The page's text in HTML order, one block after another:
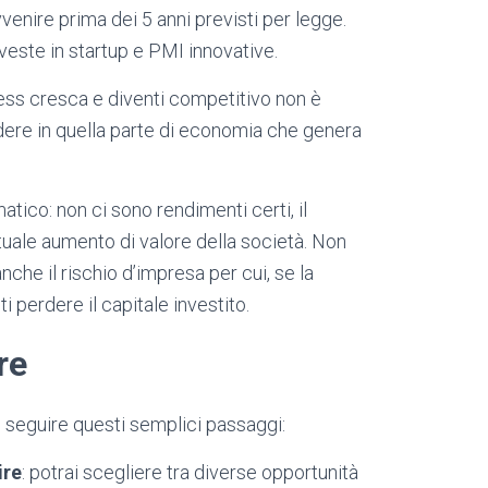
prima dei 5 anni previsti per legge.
in startup e PMI innovative.
cresca e diventi competitivo non è
in quella parte di economia che genera
non ci sono rendimenti certi, il
aumento di valore della società. Non
il rischio d’impresa per cui, se la
perdere il capitale investito.
questi semplici passaggi:
: potrai scegliere tra diverse opportunità